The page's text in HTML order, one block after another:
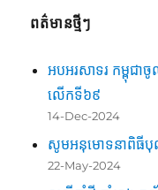
ពត៌មានថ្មីៗ
អបអរសាទរ កម្ពុជា
លើកទី៦៩
14-Dec-2024
សូមអនុមោទនាពិធីបុ
22-May-2024